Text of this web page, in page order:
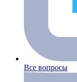
Все вопросы